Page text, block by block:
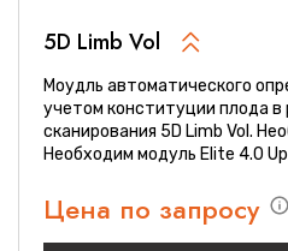
5D Limb Vol
Моудль автоматического
учетом конституции плода
сканирования 5D Limb Vol.
Необходим модуль Elite 4.0
Цена по запросу